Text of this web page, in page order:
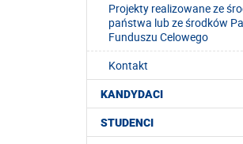
Projekty realizowane ze
państwa lub ze środków
Funduszu Celowego
Kontakt
KANDYDACI
STUDENCI